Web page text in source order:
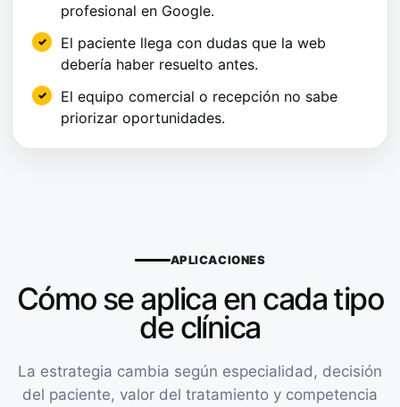
profesional en Google.
El paciente llega con dudas que la web
debería haber resuelto antes.
El equipo comercial o recepción no sabe
priorizar oportunidades.
APLICACIONES
Cómo se aplica en cada tipo
de clínica
La estrategia cambia según especialidad, decisión
del paciente, valor del tratamiento y competencia